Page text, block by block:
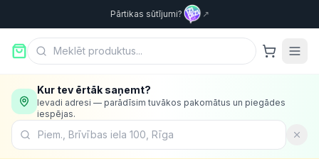
Pārtikas sūtījumi? ↗
Kur tev ērtāk saņemt?
Ievadi adresi — parādīsim tuvākos pakomātus un piegādes
iespējas.